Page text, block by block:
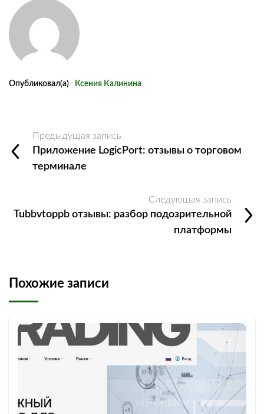
Опубликовал(а) Ксения Калинина
Предыдущая запись
Приложение LogicPort: отзывы о торговом
терминале
Следующая запись
Tubbvtoppb отзывы: разбор подозрительной
платформы
Похожие записи